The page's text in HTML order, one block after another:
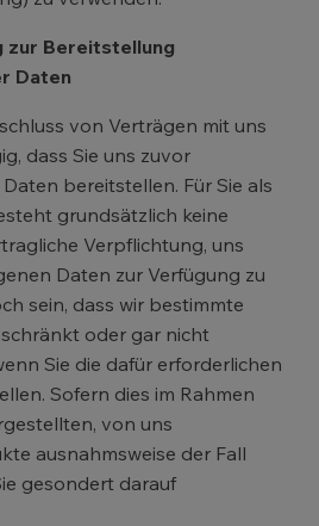
zur Bereitstellung
Daten
von Verträgen mit uns
dass Sie uns zuvor
bereitstellen. Für Sie als
grundsätzlich keine
Verpflichtung, uns
Daten zur Verfügung zu
sein, dass wir bestimmte
oder gar nicht
Sie die dafür erforderlichen
Sofern dies im Rahmen
von uns
ausnahmsweise der Fall
gesondert darauf